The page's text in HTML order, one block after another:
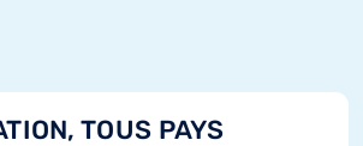
TOUS PAYS